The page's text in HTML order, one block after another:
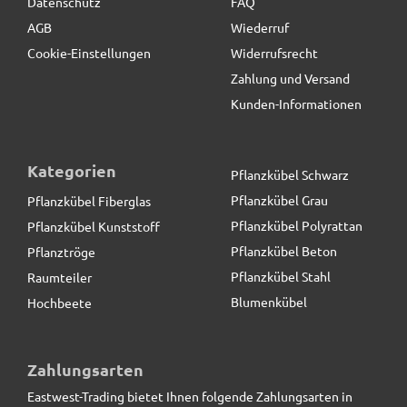
bei eastwest erstanden und bin sehr zufrieden.
schreibt18.04.2018
schreibt27.12.2017
gute Qualität
schreibt09.11.2017
Service und Lieferung absolut okay.
Bewässerungssystem
AGB
Cookie-Einstellungen
Wiederruf
Widerrufsrecht
Zahlung und Versand
Kunden-Informationen
Kategorien
Pflanzkübel Fiberglas
Pflanzkübel Kunststoff
Pflanztröge
Raumteiler
Hochbeete
Pflanzkübel Schwarz
Pflanzkübel Grau
Pflanzkübel Polyrattan
Pflanzkübel Beton
Pflanzkübel Stahl
Blumenkübel
Zahlungsarten
Eastwest-Trading bietet Ihnen folgende Zahlungsarten in